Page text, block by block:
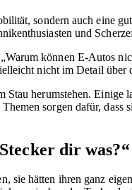
sondern auch eine
und
können E-Autos
nicht im Detail
herumstehen. Einige
sorgen dafür,
dir was?“
sie hätten ihren ganz